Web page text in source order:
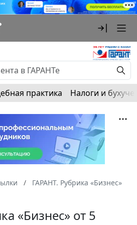
практика Налоги и
ГАРАНТ. Рубрика «Бизнес»
«Бизнес» от 5